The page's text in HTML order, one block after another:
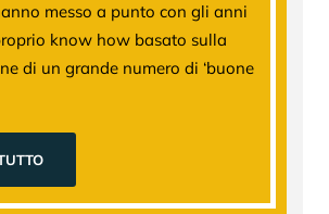
messo a punto con gli anni
know how basato sulla
di un grande numero di ‘buone